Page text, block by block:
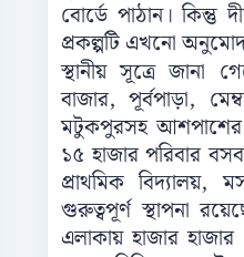
বোর্ডে পাঠান। কিন্তু
প্রকল্পটি এখনো
স্থানীয় সূত্রে জানা
বাজার, পূর্বপাড়া,
মটুকপুরসহ আশপাশের
১৫ হাজার পরিবার
প্রাথমিক বিদ্যালয়,
গুরুত্বপূর্ণ স্থাপনা
এলাকায় হাজার